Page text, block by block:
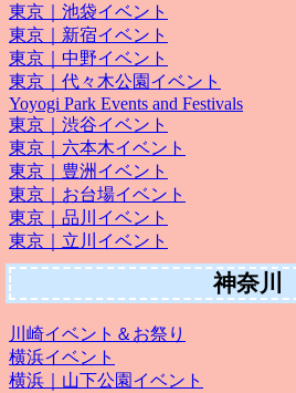
東京｜池袋イベント
東京｜新宿イベント
東京｜中野イベント
東京｜代々木公園イベント
Yoyogi Park Events and Festivals
東京｜渋谷イベント
東京｜六本木イベント
東京｜豊洲イベント
東京｜お台場イベント
東京｜品川イベント
東京｜立川イベント
神奈川
川崎イベント＆お祭り
横浜イベント
横浜｜山下公園イベント